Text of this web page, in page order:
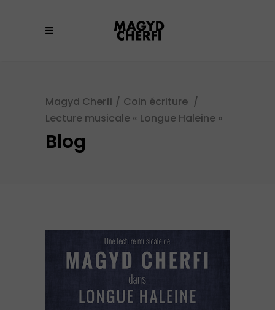
Magyd Cherfi / Coin écriture /
Lecture musicale « Longue Haleine »
Blog